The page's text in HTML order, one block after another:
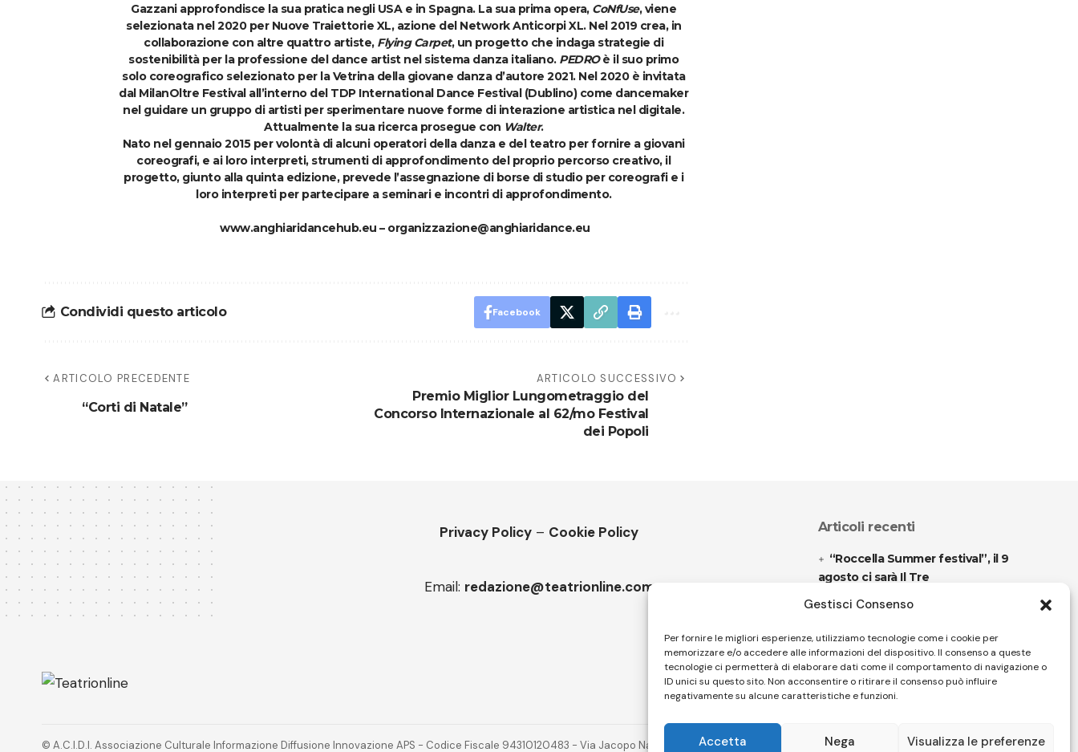
Gestisci Consenso
Per fornire le migliori esperienze, utilizziamo tecnologie come i cookie per
memorizzare e/o accedere alle informazioni del dispositivo. Il consenso a queste
tecnologie ci permetterà di elaborare dati come il comportamento di navigazione o
ID unici su questo sito. Non acconsentire o ritirare il consenso può influire
negativamente su alcune caratteristiche e funzioni.
Accetta Nega Visualizza le preferenze
Gazzaniapprofondisce la sua pratica negli USA e in Spagna. La sua prima opera, CoNfUse, viene
selezionata nel 2020 per Nuove Traiettorie XL, azione del Network Anticorpi XL. Nel 2019 crea, in
collaborazione con altre quattro artiste, Flying Carpet, un progetto che indaga strategie di
sostenibilità per la professione del dance artist nel sistema danza italiano. PEDROè il suo primo
solo coreografico selezionato per la Vetrina della giovane danza d’autore 2021. Nel 2020 è invitata
dal MilanOltre Festival all’interno del TDP International Dance Festival (Dublino) come dancemaker
nel guidare un gruppo di artisti per sperimentare nuove forme di interazione artistica nel digitale.
Attualmente la sua ricerca prosegue con Walter.
Nato nel gennaio 2015 per volontà di alcuni operatori della danza e del teatro per fornire a giovani
coreografi, e ai loro interpreti, strumenti di approfondimento del proprio percorso creativo, il
progetto, giunto alla quinta edizione, prevede l’assegnazione di borse di studio per coreografi e i
loro interpreti per partecipare a seminari e incontri di approfondimento.
www.anghiaridancehub.eu – organizzazione@anghiaridance.eu
Condividi questo articolo Facebook
ARTICOLO PRECEDENTE
“Corti di Natale”
ARTICOLO SUCCESSIVO
Premio Miglior Lungometraggio del
Concorso Internazionale al 62/mo Festival
dei Popoli
Privacy Policy – Cookie Policy
Email: redazione@teatrionline.com
Articoli recenti
“Roccella Summer festival”, il 9
agosto ci sarà Il Tre
“Armonie d’arte” attende Joey
Follow US
© A.C.I.D.I. Associazione Culturale Informazione Diffusione Innovazione APS - Codice Fiscale 94310120483 - Via Jacopo Nardi 21 - 50132 Firenze - SEO BY SIMONE ROMPIETTI SR WEB